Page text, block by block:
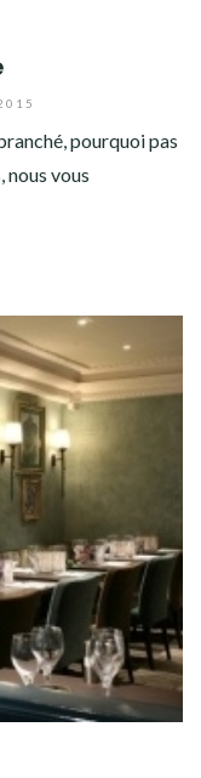
pourquoi pas
nous vous